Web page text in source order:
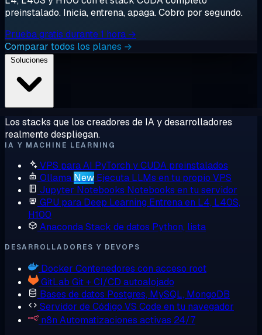
preinstalado. Inicia, entrena, apaga. Cobro por segundo.
Prueba gratis durante 1 hora →
Comparar todos los planes →
Los stacks que los creadores de IA y desarrolladores
realmente despliegan.
IA Y MACHINE LEARNING
VPS para AI PyTorch y CUDA preinstalados
Ollama New Ejecuta LLMs en tu propio VPS
Jupyter Notebooks Notebooks en tu servidor
GPU para Deep Learning Entrena en L4, L40S,
H100
AnacondaStack de datos Python, lista
DESARROLLADORES Y DEVOPS
Docker Contenedores con acceso root
GitLab Git + CI/CD autoalojado
Bases de datos Postgres, MySQL, MongoDB
Servidor de Código VS Code en tu navegador
n8n Automatizaciones activas 24/7